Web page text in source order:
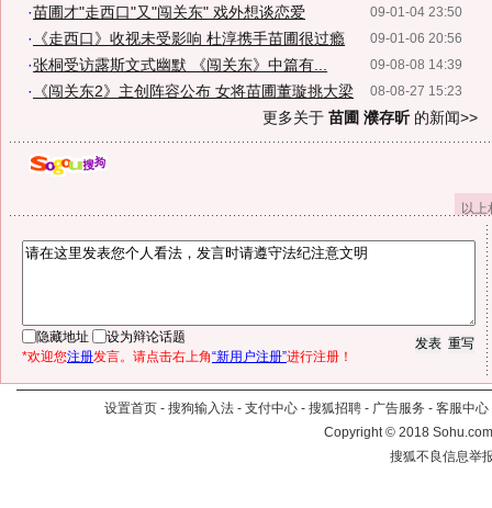
09-01-04 23:50
·苗圃才"走西口"又"闯关东" 戏外想谈恋爱
09-01-06 20:56
· 《走西口》收视未受影响 杜淳携手苗圃很过瘾
09-08-08 14:39
·张桐受访露斯文式幽默 《闯关东》中篇有...
08-08-27 15:23
·
《闯关东2》主创阵容公布 女将苗圃董璇挑大梁
更多关于 苗圃 濮存昕的新闻>>
以
隐藏地址
设为辩论话题
*欢迎您注册发言。请点击右上角“新用户注册”进行注册！
设置首页 - 搜狗输入法 - 支付中心 - 搜狐招聘 - 广告服务 - 客服中心
Copyright©2018
搜狐不良信息举